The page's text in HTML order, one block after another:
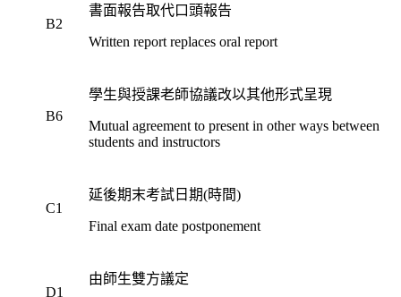
B2
書面報告取代口頭報告
Written report replaces oral report
B6
學生與授課老師協議改以其他形式呈現
Mutual agreement to present in other ways between
students and instructors
C1
延後期末考試日期(時間)
Final exam date postponement
D1
由師生雙方議定